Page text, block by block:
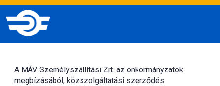
A MÁV Személyszállítási Zrt. az önkormányzatok
megbízásából, közszolgáltatási szerződés